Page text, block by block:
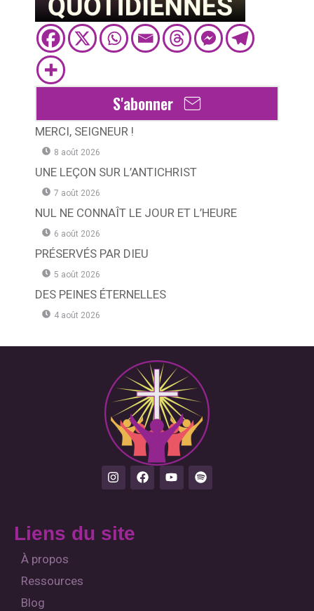
S'abonner
MERCI, SEIGNEUR !
8 août 2026
UNE LEÇON SUR L’ANTICHRIST
7 août 2026
NUL NE CONNAÎT LE JOUR ET L’HEURE
6 août 2026
PRÉSERVÉS PAR DIEU
5 août 2026
DES PEINES ÉTERNELLES
4 août 2026
I
n
s
g
r
F
a
c
Y
o
u
S
p
o
Liens du site
À propos
Ressources
Blog